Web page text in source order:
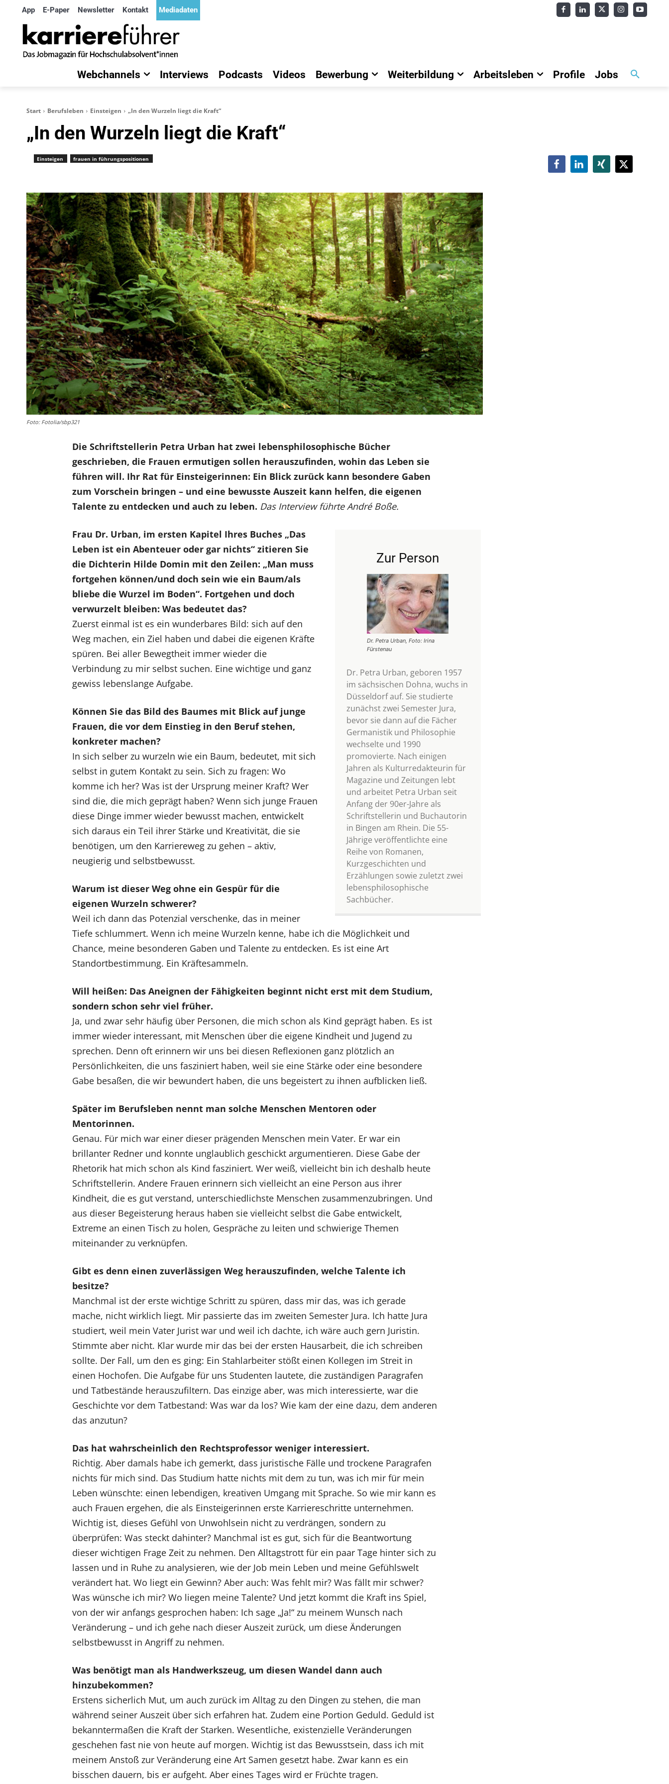
App E-Paper Newsletter Kontakt Mediadaten
Webchannels Interviews Podcasts Videos Bewerbung Weiterbildung Arbeitsleben Profile Jobs
Start Berufsleben Einsteigen „In den Wurzeln liegt die Kraft“
„In den Wurzeln liegt die Kraft“
Einsteigen frauen in führungspositionen
Foto: Fotolia/sbp321
Die Schriftstellerin Petra Urban hat zwei lebensphilosophische Bücher
geschrieben, die Frauen ermutigen sollen herauszufinden, wohin das Leben sie
führen will. Ihr Rat für Einsteigerinnen: Ein Blick zurück kann besondere Gaben
zum Vorschein bringen – und eine bewusste Auszeit kann helfen, die eigenen
Talente zu entdecken und auch zu leben. Das Interview führte André Boße.
Zur Person
Dr. Petra Urban, Foto: Irina
Fürstenau
Dr. Petra Urban, geboren 1957
im sächsischen Dohna, wuchs in
Düsseldorf auf. Sie studierte
zunächst zwei Semester Jura,
bevor sie dann auf die Fächer
Germanistik und Philosophie
wechselte und 1990
promovierte. Nach einigen
Jahren als Kulturredakteurin für
Magazine und Zeitungen lebt
und arbeitet Petra Urban seit
Anfang der 90er-Jahre als
Schriftstellerin und Buchautorin
in Bingen am Rhein. Die 55-
Jährige veröffentlichte eine
Reihe von Romanen,
Kurzgeschichten und
Erzählungen sowie zuletzt zwei
lebensphilosophische
Sachbücher.
Frau Dr. Urban, im ersten Kapitel Ihres Buches „Das
Leben ist ein Abenteuer oder gar nichts“ zitieren Sie
die Dichterin Hilde Domin mit den Zeilen: „Man muss
fortgehen können/und doch sein wie ein Baum/als
bliebe die Wurzel im Boden“. Fortgehen und doch
verwurzelt bleiben: Was bedeutet das?
Zuerst einmal ist es ein wunderbares Bild: sich auf den
Weg machen, ein Ziel haben und dabei die eigenen Kräfte
spüren. Bei aller Bewegtheit immer wieder die
Verbindung zu mir selbst suchen. Eine wichtige und ganz
gewiss lebenslange Aufgabe.
Können Sie das Bild des Baumes mit Blick auf junge
Frauen, die vor dem Einstieg in den Beruf stehen,
konkreter machen?
In sich selber zu wurzeln wie ein Baum, bedeutet, mit sich
selbst in gutem Kontakt zu sein. Sich zu fragen: Wo
komme ich her? Was ist der Ursprung meiner Kraft? Wer
sind die, die mich geprägt haben? Wenn sich junge Frauen
diese Dinge immer wieder bewusst machen, entwickelt
sich daraus ein Teil ihrer Stärke und Kreativität, die sie
benötigen, um den Karriereweg zu gehen – aktiv,
neugierig und selbstbewusst.
Warum ist dieser Weg ohne ein Gespür für die
eigenen Wurzeln schwerer?
Weil ich dann das Potenzial verschenke, das in meiner
Tiefe schlummert. Wenn ich meine Wurzeln kenne, habe ich die Möglichkeit und
Chance, meine besonderen Gaben und Talente zu entdecken. Es ist eine Art
Standortbestimmung. Ein Kräftesammeln.
Will heißen: Das Aneignen der Fähigkeiten beginnt nicht erst mit dem Studium,
sondern schon sehr viel früher.
Ja, und zwar sehr häufig über Personen, die mich schon als Kind geprägt haben. Es ist
immer wieder interessant, mit Menschen über die eigene Kindheit und Jugend zu
sprechen. Denn oft erinnern wir uns bei diesen Reflexionen ganz plötzlich an
Persönlichkeiten, die uns fasziniert haben, weil sie eine Stärke oder eine besondere
Gabe besaßen, die wir bewundert haben, die uns begeistert zu ihnen aufblicken ließ.
Später im Berufsleben nennt man solche Menschen Mentoren oder
Mentorinnen.
Genau. Für mich war einer dieser prägenden Menschen mein Vater. Er war ein
brillanter Redner und konnte unglaublich geschickt argumentieren. Diese Gabe der
Rhetorik hat mich schon als Kind fasziniert. Wer weiß, vielleicht bin ich deshalb heute
Schriftstellerin. Andere Frauen erinnern sich vielleicht an eine Person aus ihrer
Kindheit, die es gut verstand, unterschiedlichste Menschen zusammenzubringen. Und
aus dieser Begeisterung heraus haben sie vielleicht selbst die Gabe entwickelt,
Extreme an einen Tisch zu holen, Gespräche zu leiten und schwierige Themen
miteinander zu verknüpfen.
Gibt es denn einen zuverlässigen Weg herauszufinden, welche Talente ich
besitze?
Manchmal ist der erste wichtige Schritt zu spüren, dass mir das, was ich gerade
mache, nicht wirklich liegt. Mir passierte das im zweiten Semester Jura. Ich hatte Jura
studiert, weil mein Vater Jurist war und weil ich dachte, ich wäre auch gern Juristin.
Stimmte aber nicht. Klar wurde mir das bei der ersten Hausarbeit, die ich schreiben
sollte. Der Fall, um den es ging: Ein Stahlarbeiter stößt einen Kollegen im Streit in
einen Hochofen. Die Aufgabe für uns Studenten lautete, die zuständigen Paragrafen
und Tatbestände herauszufiltern. Das einzige aber, was mich interessierte, war die
Geschichte vor dem Tatbestand: Was war da los? Wie kam der eine dazu, dem anderen
das anzutun?
Das hat wahrscheinlich den Rechtsprofessor weniger interessiert.
Richtig. Aber damals habe ich gemerkt, dass juristische Fälle und trockene Paragrafen
nichts für mich sind. Das Studium hatte nichts mit dem zu tun, was ich mir für mein
Leben wünschte: einen lebendigen, kreativen Umgang mit Sprache. So wie mir kann es
auch Frauen ergehen, die als Einsteigerinnen erste Karriereschritte unternehmen.
Wichtig ist, dieses Gefühl von Unwohlsein nicht zu verdrängen, sondern zu
überprüfen: Was steckt dahinter? Manchmal ist es gut, sich für die Beantwortung
dieser wichtigen Frage Zeit zu nehmen. Den Alltagstrott für ein paar Tage hinter sich zu
lassen und in Ruhe zu analysieren, wie der Job mein Leben und meine Gefühlswelt
verändert hat. Wo liegt ein Gewinn? Aber auch: Was fehlt mir? Was fällt mir schwer?
Was wünsche ich mir? Wo liegen meine Talente? Und jetzt kommt die Kraft ins Spiel,
von der wir anfangs gesprochen haben: Ich sage „Ja!“ zu meinem Wunsch nach
Veränderung – und ich gehe nach dieser Auszeit zurück, um diese Änderungen
selbstbewusst in Angriff zu nehmen.
Was benötigt man als Handwerkszeug, um diesen Wandel dann auch
hinzubekommen?
Erstens sicherlich Mut, um auch zurück im Alltag zu den Dingen zu stehen, die man
während seiner Auszeit über sich erfahren hat. Zudem eine Portion Geduld. Geduld ist
bekanntermaßen die Kraft der Starken. Wesentliche, existenzielle Veränderungen
geschehen fast nie von heute auf morgen. Wichtig ist das Bewusstsein, dass ich mit
meinem Anstoß zur Veränderung eine Art Samen gesetzt habe. Zwar kann es ein
bisschen dauern, bis er aufgeht. Aber eines Tages wird er Früchte tragen.